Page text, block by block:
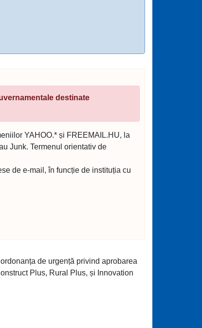
destinate
YAHOO.* și FREEMAIL.HU, la
Junk. Termenul orientativ de
de e-mail, în funcție de instituția cu
de urgență privind aprobarea
Plus, Rural Plus, și Innovation